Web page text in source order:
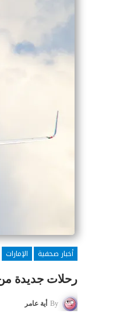
أخبار صحفية الإمارات
رحلات جديدة
By أية عامر